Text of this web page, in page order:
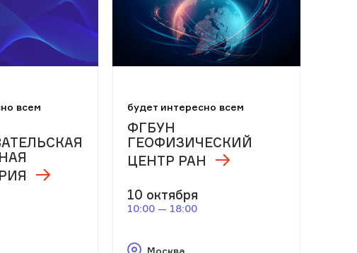
всем будет интересно всем
ФГБУН
ГЕОФИЗИЧЕСКИЙ
ЦЕНТР РАН
10 октября
10:00 — 18:00